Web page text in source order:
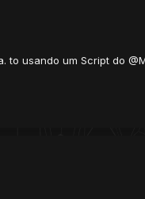
usando um Script do